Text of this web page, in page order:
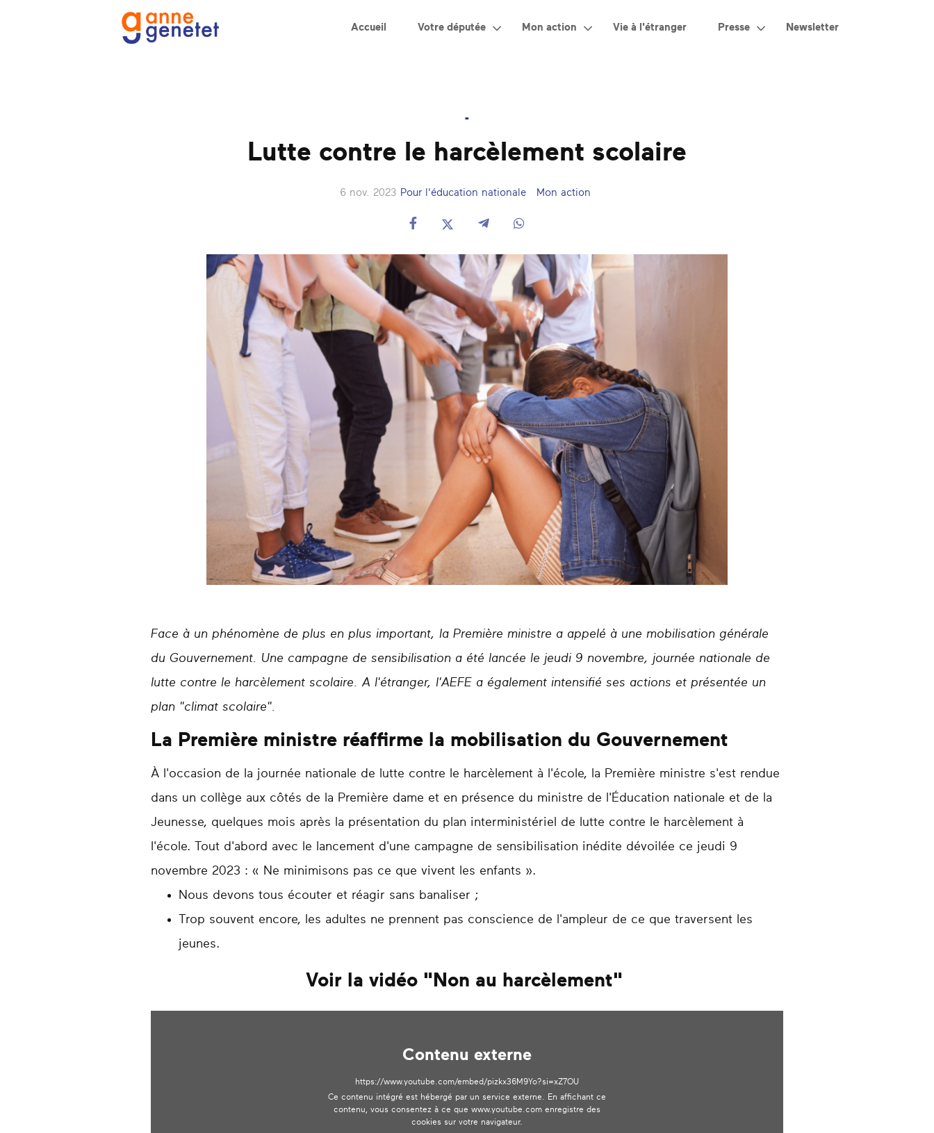
Accueil Votre députée Mon action Vie à l'étranger Presse Newsletter
-
Lutte contre le harcèlement scolaire
6 nov. 2023 Pour l'éducation nationale Mon action
Face à un phénomène de plus en plus important, la Première ministre a appelé à une mobilisation générale
du Gouvernement. Une campagne de sensibilisation a été lancée le jeudi 9 novembre, journée nationale de
lutte contre le harcèlement scolaire. A l'étranger, l'AEFE a également intensifié ses actions et présentée un
plan "climat scolaire".
La Première ministre réaffirme la mobilisation du Gouvernement
À l'occasion de la journée nationale de lutte contre le harcèlement à l'école, la Première ministre s'est rendue
dans un collège aux côtés de la Première dame et en présence du ministre de l'Éducation nationale et de la
Jeunesse, quelques mois après la présentation du plan interministériel de lutte contre le harcèlement à
l'école. Tout d'abord avec le lancement d'une campagne de sensibilisation inédite dévoilée ce jeudi 9
novembre 2023 : « Ne minimisons pas ce que vivent les enfants ».
Nous devons tous écouter et réagir sans banaliser ;
Trop souvent encore, les adultes ne prennent pas conscience de l'ampleur de ce que traversent les
jeunes.
Voir la vidéo "Non au harcèlement"
Contenu externe
https://www.youtube.com/embed/pizkx36M9Yo?si=xZ7OU
Ce contenu intégré est hébergé par un service externe. En affichant ce
contenu, vous consentez à ce que www.youtube.com enregistre des
cookies sur votre navigateur.